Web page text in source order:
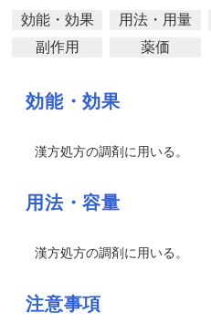
効能・効果 用法・用量
副作用
薬価
効能・効果
漢方処方の調剤に用いる。
用法・容量
漢方処方の調剤に用いる。
注意事項